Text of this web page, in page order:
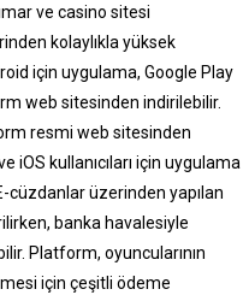
ve casino sitesi
kolaylıkla yüksek
için uygulama, Google Play
web sitesinden indirilebilir.
resmi web sitesinden
iOS kullanıcıları için uygulama
cüzdanlar üzerinden yapılan
banka havalesiyle
Platform, oyuncularının
için çeşitli ödeme